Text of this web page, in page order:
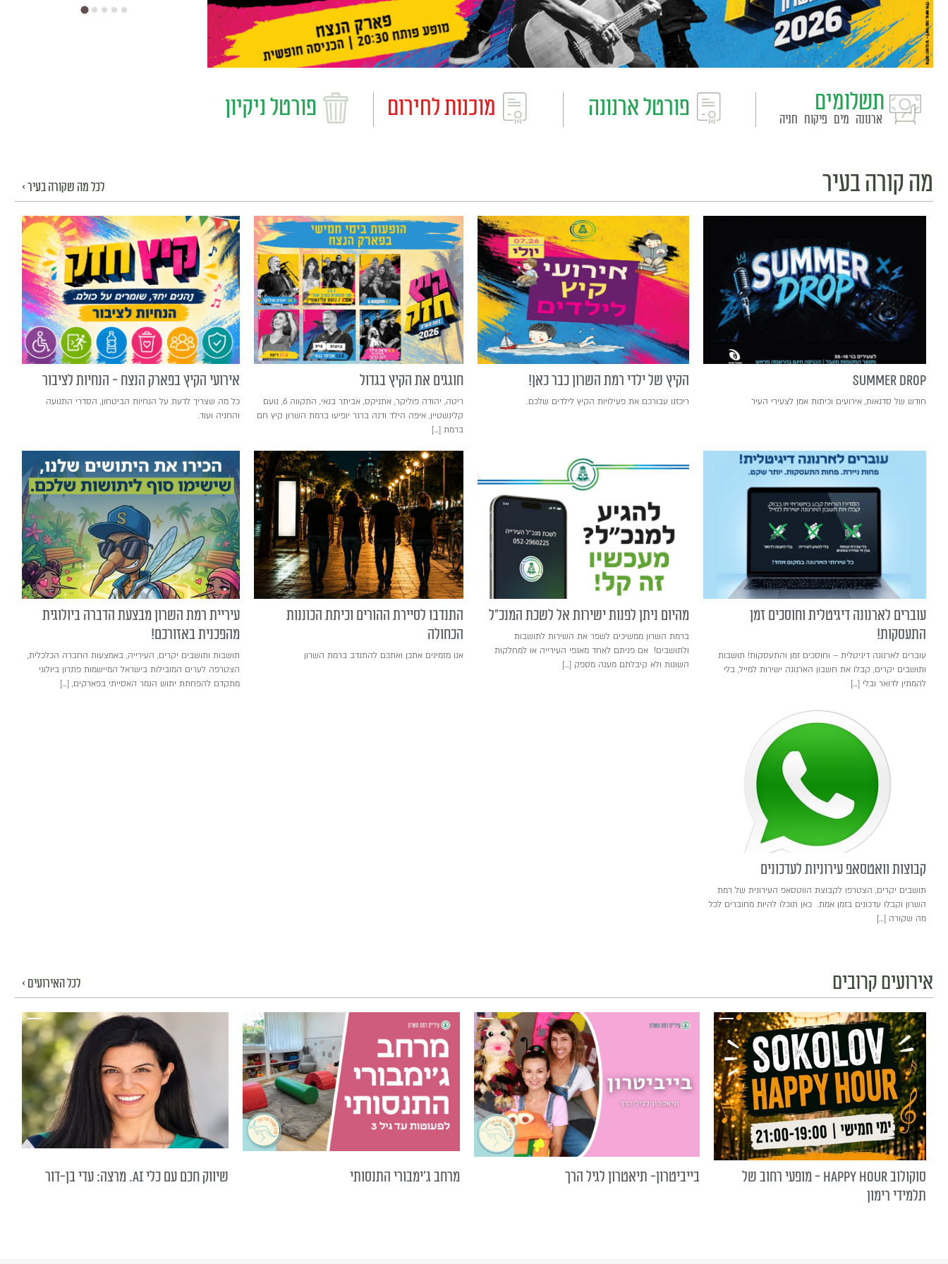
תשלומים
ארנונה מים פיקוח חניה פורטל ארנונה מוכנות לחירום פורטל ניקיון
מה קורה בעיר לכל מה שקורה בעיר >
SUMMER DROP
חודש של סדנאות, אירועים וכיתות אמן לצעירי העיר
הקיץ של ילדי רמת השרון כבר כאן!
ריכזנו עבורכם את פעילויות הקיץ לילדים שלכם.
חוגגים את הקיץ בגדול
ריטה, יהודה פוליקר, אתניקס, אביתר בנאי, התקווה 6, נועם
קלינשטיין, איפה הילד ודנה ברגר יופיעו ברמת השרון קיץ חם
ברמת […]
אירועי הקיץ בפארק הנצח - הנחיות לציבור
כל מה שצריך לדעת על הנחיות הביטחון, הסדרי התנועה
והחניה ועוד.
עוברים לארנונה דיגיטלית וחוסכים זמן
התעסקות!
עוברים לארנונה דיגיטלית – וחוסכים זמן והתעסקות! תושבות
ותושבים יקרים, קבלו את חשבון הארנונה ישירות למייל, בלי
להמתין לדואר ובלי […]
מהיום ניתן לפנות ישירות אל לשכת המנכ"ל
ברמת השרון ממשיכים לשפר את השירות לתושבות
ולתושבים! אם פניתם לאחד מאגפי העירייה או למחלקות
השונות ולא קיבלתם מענה מספק […]
התנדבו לסיירת ההורים וכיתת הכוננות
הכחולה
אנו מזמינים אתכן ואתכם להתנדב ברמת השרון
עיריית רמת השרון מבצעת הדברה ביולוגית
מהפכנית באזורכם!
תושבות ותושבים יקרים, העירייה, באמצעות החברה הכלכלית,
הצטרפה לערים המובילות בישראל המיישמות פתרון ביולוגי
מתקדם להפחתת יתוש הנמר האסייתי בפארקים, […]
קבוצות וואטסאפ עירוניות לעדכונים
תושבים יקרים, הצטרפו לקבוצת הווטסאפ העירונית של רמת
השרון וקבלו עדכונים בזמן אמת. כאן תוכלו להיות מחוברים לכל
מה שקורה […]
אירועים קרובים לכל האירועים >
סוקולוב HAPPY HOUR - מופעי רחוב של
תלמידי רימון
בייביטרון- תיאטרון לגיל הרך מרחב ג'ימבורי התנסותי שיווק חכם עם כלי AI. מרצה: עדי בן-דור